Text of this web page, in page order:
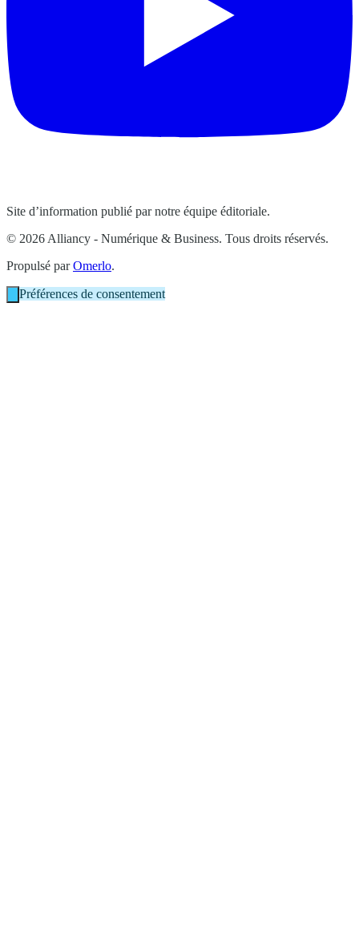
Site d’information publié par notre équipe éditoriale.
© 2026 Alliancy - Numérique & Business. Tous droits réservés.
Propulsé parOmerlo.
Préférences de consentement